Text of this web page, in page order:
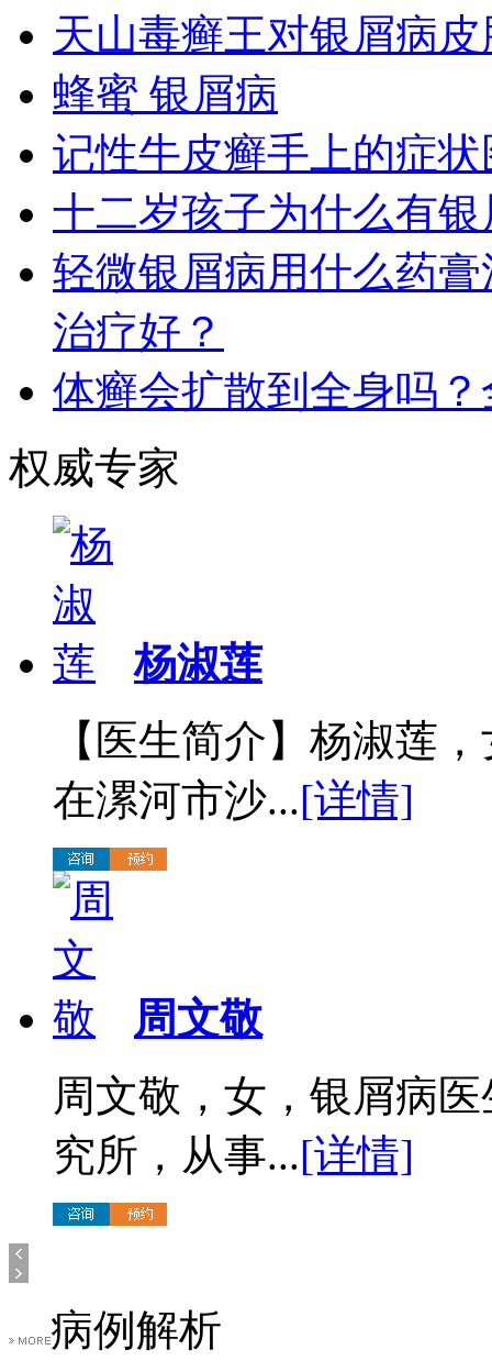
天山毒癣王对银屑病
蜂蜜 银屑病
记性牛皮癣手上的症状
十二岁孩子为什么有银
轻微银屑病用什么药
治疗好？
体癣会扩散到全身吗
权威专家
杨淑莲
【医生简介】杨淑莲
在漯河市沙...[详情]
周文敬
周文敬，女，银屑病
究所，从事...[详情]
病例解析